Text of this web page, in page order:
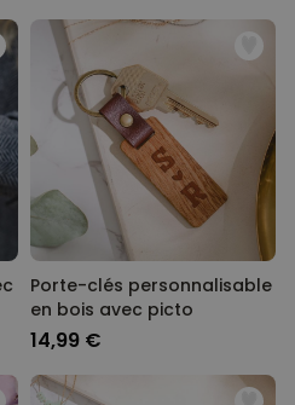
Porte-clés personnalisable
en bois avec picto
14,99 €